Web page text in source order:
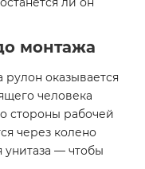
монтажа
рулон оказывается
человека
стороны рабочей
через колено
унитаза — чтобы